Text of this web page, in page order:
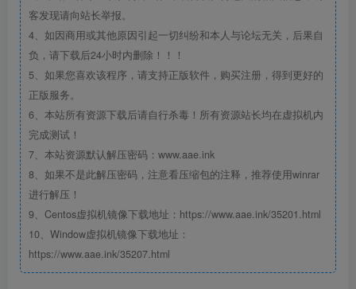
客发现请向站长举报。
4、如因商用或其他原因引起一切纠纷和本人与论坛无关，后果自
负，请下载后24小时内删除！！！
5、如果您喜欢该程序，请支持正版软件，购买注册，得到更好的
正版服务。
6、本站所有资源下载后请自行杀毒！所有资源站长均在虚拟机内
完成测试！
7、本站资源默认解压密码：www.aae.ink
8、如果不是此解压密码，注意看压缩包的注释，推荐使用winrar
进行解压！
9、Centos虚拟机镜像下载地址：https://www.aae.ink/35201.html
10、Window虚拟机镜像下载地址：
https://www.aae.ink/35207.html